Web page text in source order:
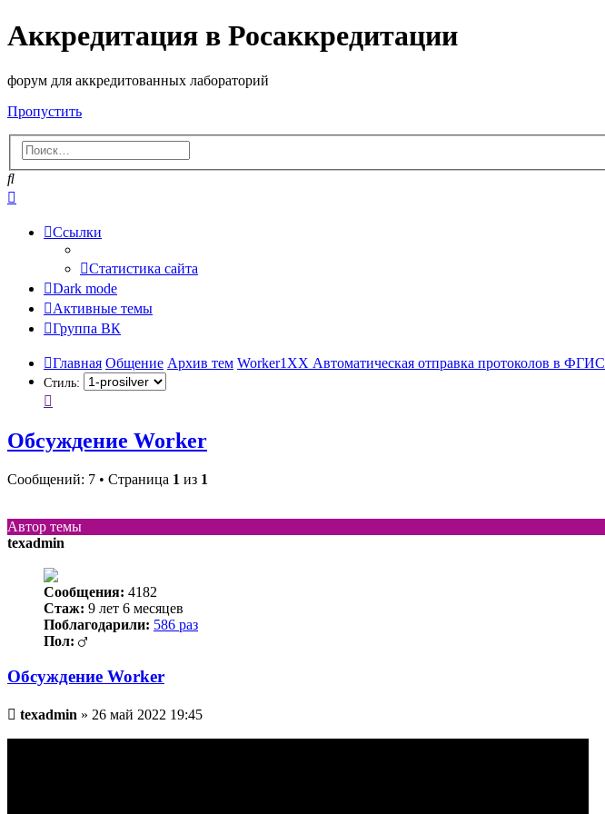
Аккредитация в Росаккредитации
форум для аккредитованных лабораторий
Пропустить
Поиск
Ссылки
Статистика сайта
Dark mode
Активные темы
Группа ВК
Главная Общение Архив тем Worker1XX Автоматическая отправка протоколов в ФГИС
Стиль:
Обсуждение Worker
Сообщений: 7 • Страница 1 из 1
Автор темы
texadmin
Сообщения: 4182
Стаж: 9 лет 6 месяцев
Поблагодарили: 586 раз
Пол:
Обсуждение Worker
Непрочитанное
texadmin » 26 май 2022 19:45